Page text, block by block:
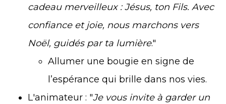
cadeau merveilleux : Jésus, ton Fils. Avec
confiance et joie, nous marchons vers
Noël, guidés par ta lumière."
Allumer une bougie en signe de
l’espérance qui brille dans nos vies.
L'animateur : "Je vous invite à garder un